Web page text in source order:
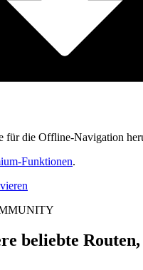
für die Offline-Navigation
Funktionen.
beliebte